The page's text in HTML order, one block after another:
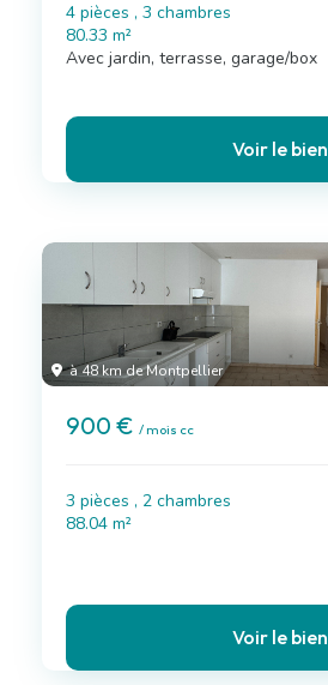
4 pièces , 3 chambres
80.33 m²
Avec jardin, terrasse, garage/box
Voir le bien
à 48 km de Montpellier
900 € / mois cc
3 pièces , 2 chambres
88.04 m²
Voir le bien